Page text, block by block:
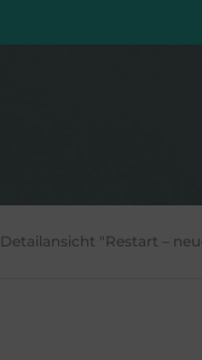
Detailansicht "Restart –